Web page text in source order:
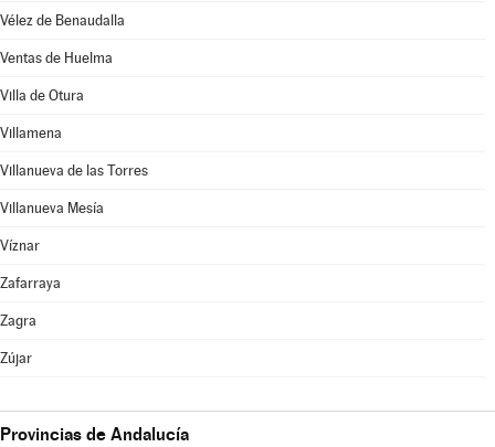
Vélez de Benaudalla
Ventas de Huelma
Villa de Otura
Villamena
Villanueva de las Torres
Villanueva Mesía
Víznar
Zafarraya
Zagra
Zújar
Provincias de Andalucía